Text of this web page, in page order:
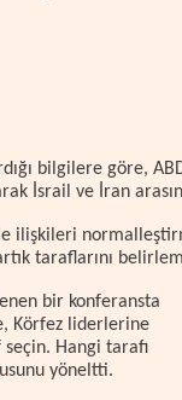
bilgilere göre,
İsrail ve İran
ilişkileri
taraflarını
bir konferansta
Körfez liderlerine
Hangi tarafı
yöneltti.